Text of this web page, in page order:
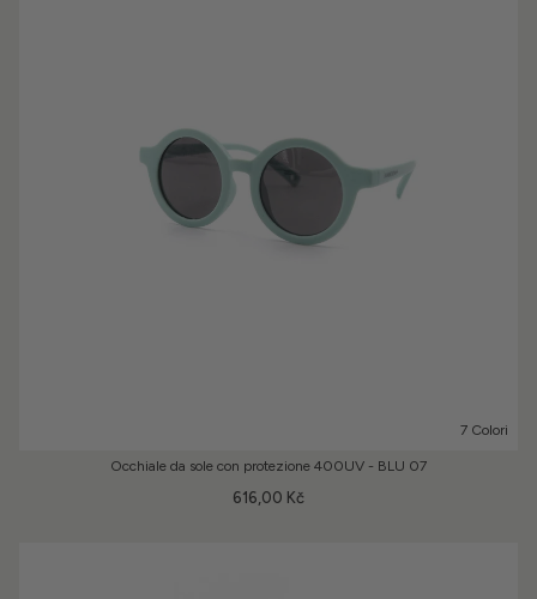
7 Colori
Occhiale da sole con protezione 400UV - BLU 07
616,00 Kč